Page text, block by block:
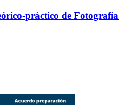
práctico de Fotografía